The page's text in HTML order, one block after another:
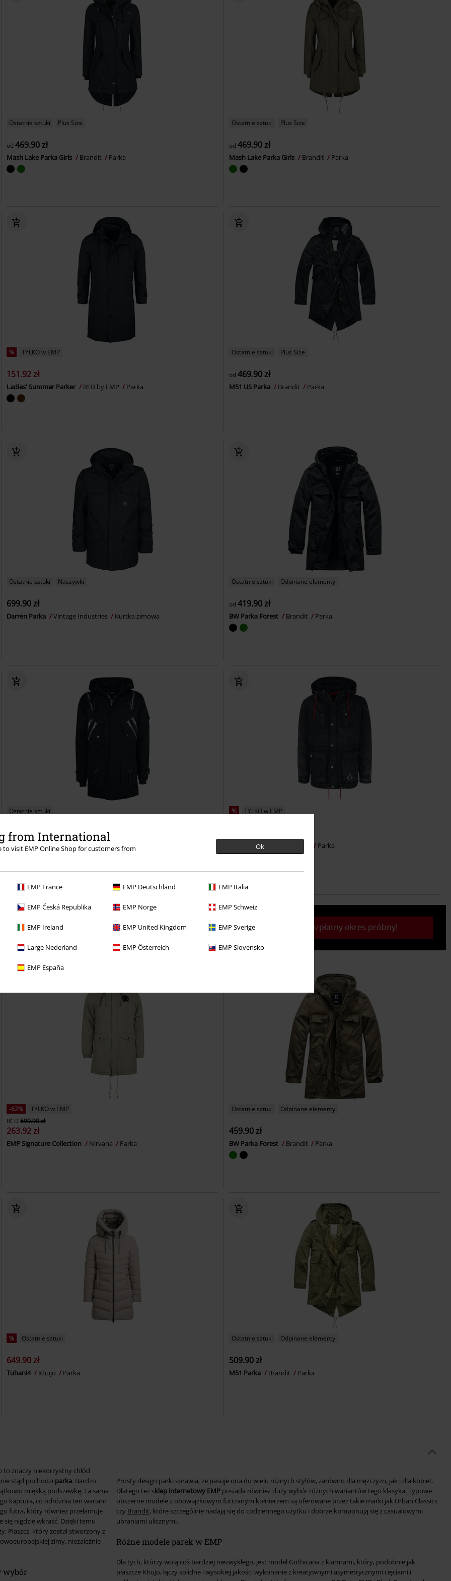
from International
to visit EMP Online Shop for customers from
Ok
EMP France EMP Deutschland EMP Italia
EMP Česká Republika EMP Norge EMP Schweiz
EMP Ireland EMP United Kingdom EMP Sverige
Large Nederland EMP Österreich EMP Slovensko
EMP España
Ostatnie sztuki Plus Size
od469.90 zł
Mash Lake Parka Girls Brandit Parka
Ostatnie sztuki Plus Size
od 469.90 zł
Mash Lake Parka Girls Brandit Parka
% TYLKO w EMP
151.92 zł
Ladies' Summer Parker RED by EMP Parka
Ostatnie sztuki Plus Size
od 469.90 zł
M51 US Parka Brandit Parka
Ostatnie sztuki Naszywki
699.90 zł
Darren Parka Vintage Industries Kurtka zimowa
Ostatnie sztuki Odpinane elementy
od 419.90 zł
BW Parka Forest Brandit Parka
Ostatnie sztuki
469.90 zł
Nash Parka Poizen Industries Parka
% TYLKO w EMP
Assassin's Creed Parka
dniowy okres próbny BACKSTAGE CLUB Rozpocznij bezpłatny okres próbny!
-62%
TYLKO w EMP
RCD 699.90 zł
263.92 zł
EMP Signature Collection Nirvana Parka
Ostatnie sztuki Odpinane elementy
459.90 zł
BW Parka Forest Brandit Parka
% Ostatnie sztuki
649.90 zł
Tuhani4 Khujo Parka
Ostatnie sztuki Odpinane elementy
509.90 zł
M51 Parka Brandit Parka
to znaczy niekorzystny chłód
stąd pochodzi parka. Bardzo
miękką podszewkę. Ta sama
kaptura, co odróżnia ten wariant
futra, który również przełamuje
nigdzie wkraść. Dzięki temu
Płaszcz, który został stworzony z
zimy, niezależnie
wybór
Prosty design parki sprawia, że pasuje ona do wielu różnych stylów, zarówno dla mężczyzn, jak i dla kobiet.
Dlatego też sklep internetowy EMPposiada również duży wybór różnych wariantów tego klasyka. Typowe
obszerne modele z obowiązkowym futrzanym kołnierzem są oferowane przez takie marki jak Urban Classics
czy Brandit, które szczególnie nadają się do codziennego użytku i dobrze komponują się z casualowymi
ubraniami ulicznymi.
Różne modele parek w EMP
Dla tych, którzy wolą coś bardziej niezwykłego, jest model Gothicana z klamrami, który, podobnie jak
płaszcze Khujo, łączy solidne i wysokiej jakości wykonanie z kreatywnymi asymetrycznymi cięciami i